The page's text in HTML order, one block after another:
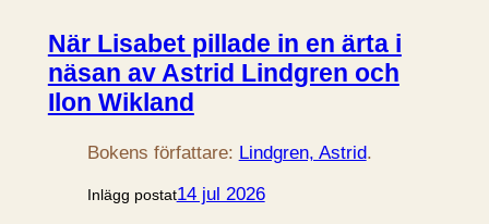
När Lisabet pillade in en ärta i
näsan av Astrid Lindgren och
Ilon Wikland
Bokens författare: Lindgren, Astrid.
Inlägg postat14 jul 2026